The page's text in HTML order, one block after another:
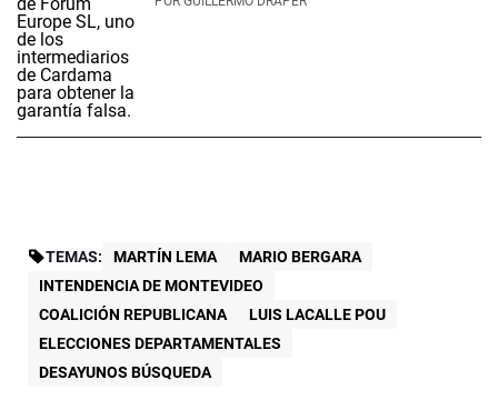
TEMAS: MARTÍN LEMA
MARIO BERGARA
INTENDENCIA DE MONTEVIDEO
COALICIÓN REPUBLICANA
LUIS LACALLE POU
ELECCIONES DEPARTAMENTALES
DESAYUNOS BÚSQUEDA